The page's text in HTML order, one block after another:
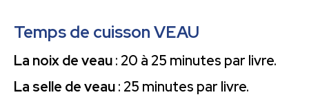
Temps de cuisson VEAU
La noix de veau: 20 à 25 minutes par livre.
La selle de veau: 25 minutes par livre.